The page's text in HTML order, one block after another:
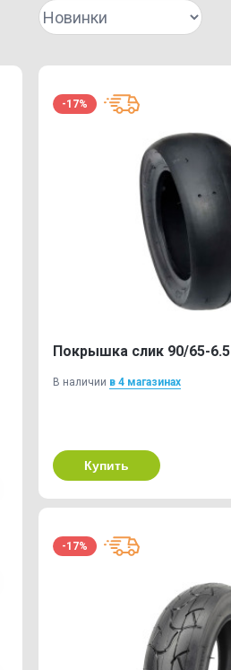
-17%
Покрышка слик 90/65-6.5
В наличии в 4 магазинах
Купить
-17%